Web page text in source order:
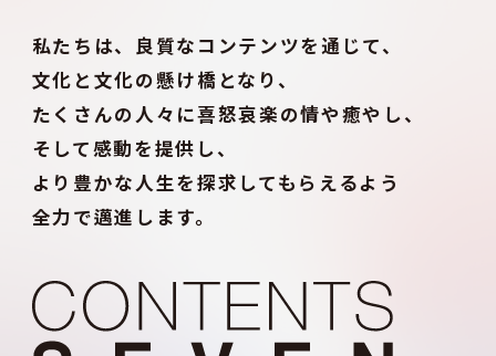
私たちは、良質なコンテンツを通じて、
文化と文化の懸け橋となり、
たくさんの人々に喜怒哀楽の情や癒やし、
そして感動を提供し、
より豊かな人生を探求してもらえるよう
全力で邁進します。